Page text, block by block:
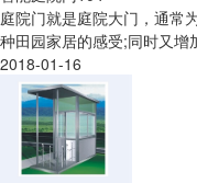
庭院门就是庭院大门，通常
种田园家居的感受;同时又增
2018-01-16